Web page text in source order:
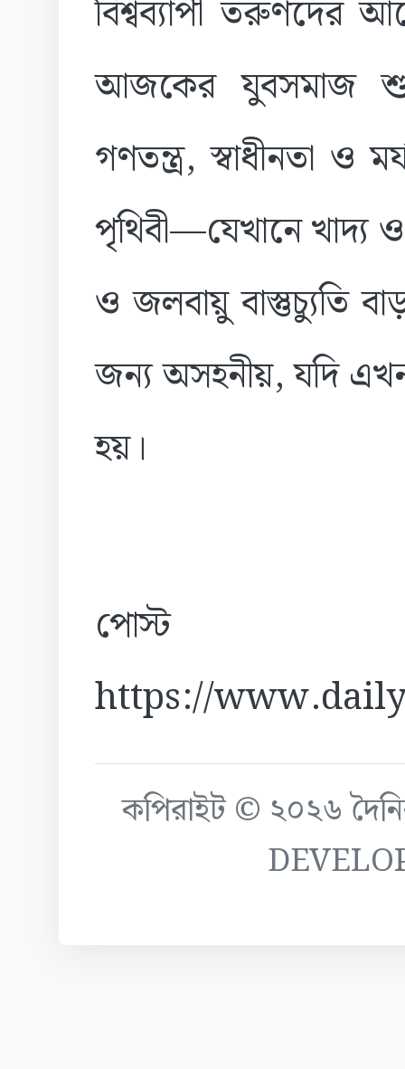
বিশ্বব্যাপী তরুণদের
আজকের যুবসমাজ
গণতন্ত্র, স্বাধীনতা ও
পৃথিবী—যেখানে খাদ্য
ও জলবায়ু বাস্তুচ্যুতি
জন্য অসহনীয়, যদি
হয়।
https://
কপিরাইট © ২০২৬